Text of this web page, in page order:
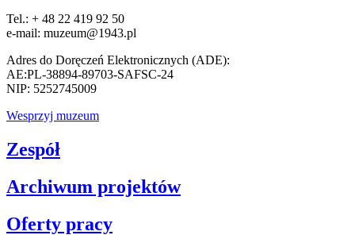
Tel.: + 48 22 419 92 50
e-mail: muzeum@1943.pl
Adres do Doręczeń Elektronicznych (ADE):
AE:PL-38894-89703-SAFSC-24
NIP: 5252745009
Wesprzyj muzeum
Zespół
Archiwum projektów
Oferty pracy